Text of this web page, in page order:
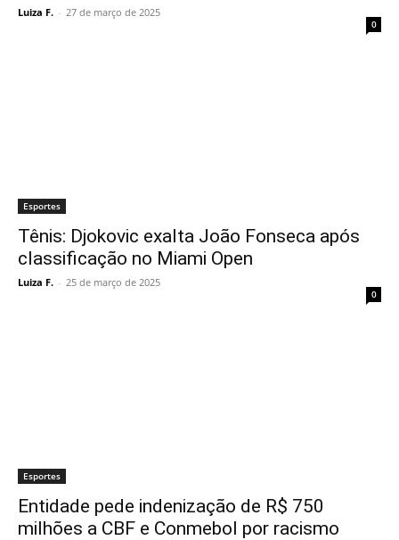
Luiza F. - 27 de março de 2025
0
Esportes
Tênis: Djokovic exalta João Fonseca após
classificação no Miami Open
Luiza F. - 25 de março de 2025
0
Esportes
Entidade pede indenização de R$ 750
milhões a CBF e Conmebol por racismo